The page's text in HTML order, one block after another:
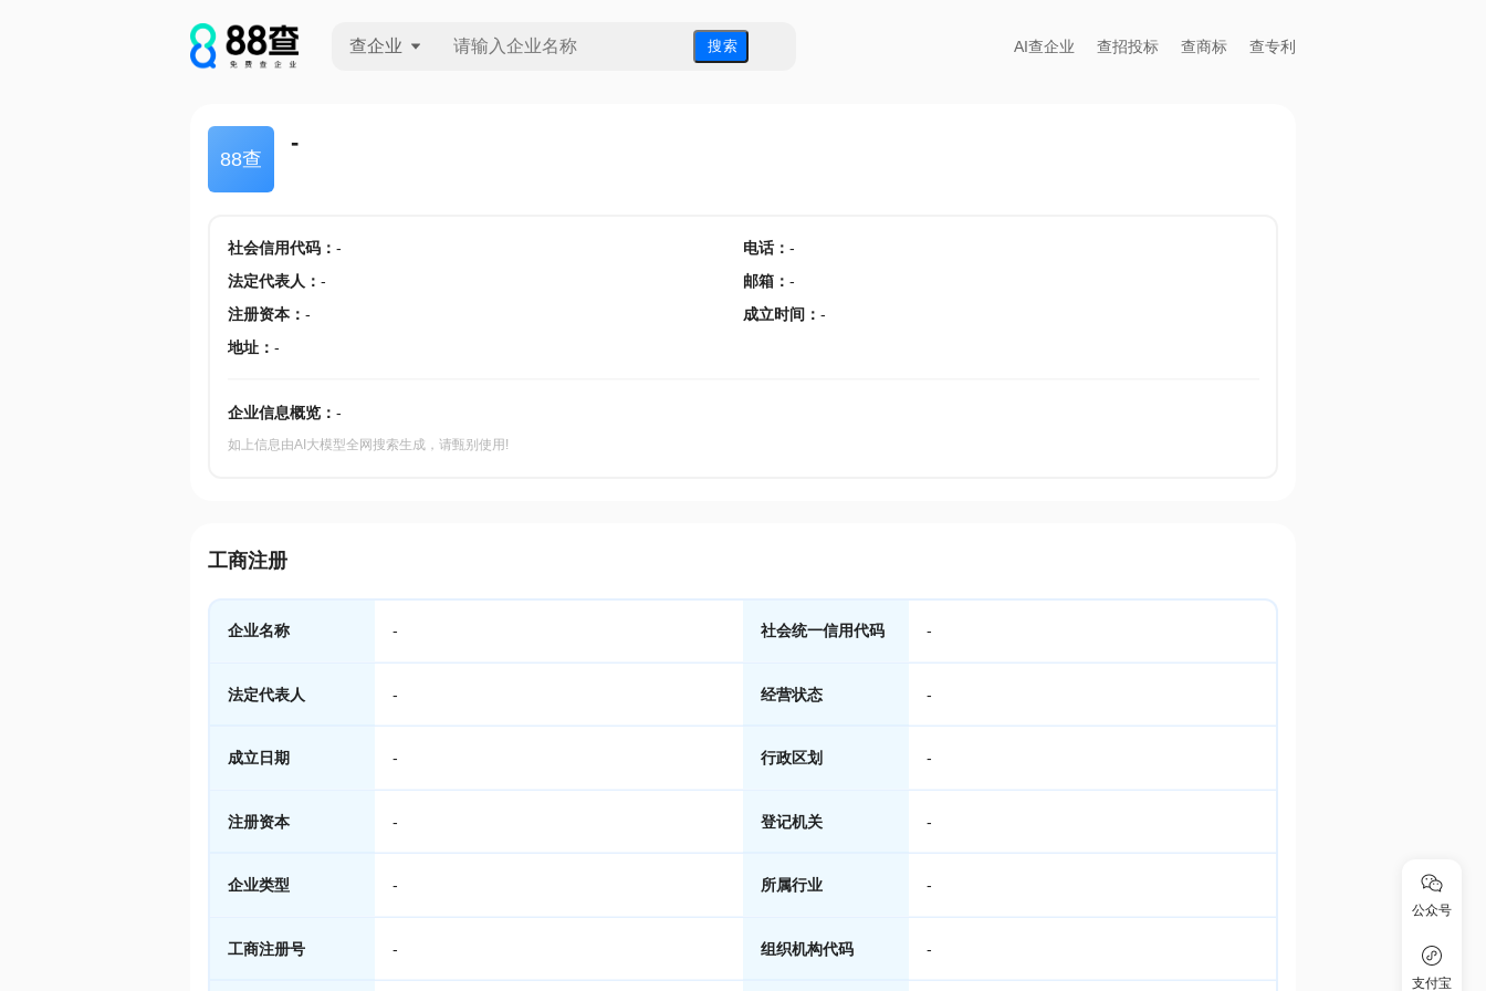
查企业 搜 索 AI查企业 查招投标 查商标 查专利
88查
-
社会信用代码： - 电话： -
法定代表人 ： - 邮箱 ： -
注册资本： - 成立时间 ： -
地址： -
企业信息概览： -
如上信息由AI大模型全网搜索生成，请甄别使用!
工商注册
企业名称 - 社会统一信用代码 -
法定代表人 - 经营状态 -
成立日期 - 行政区划 -
注册资本 - 登记机关 -
企业类型 - 所属行业 -
工商注册号 - 组织机构代码 -
公众号
支付宝